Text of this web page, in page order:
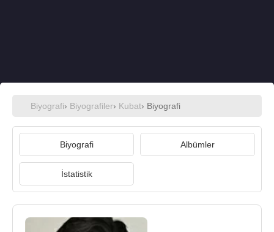
Biyografi› Biyografiler› Kubat› Biyografi
Biyografi Albümler
İstatistik